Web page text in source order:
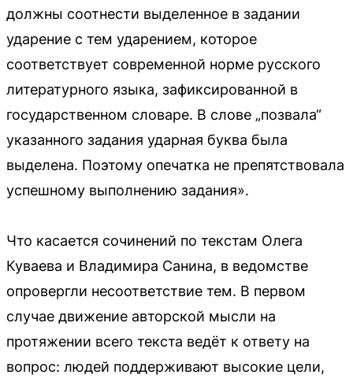
должны соотнести выделенное в задании
ударение с тем ударением, которое
соответствует современной норме русского
литературного языка, зафиксированной в
государственном словаре. В слове „позвала“
указанного задания ударная буква была
выделена. Поэтому опечатка не препятствовала
успешному выполнению задания».
Что касается сочинений по текстам Олега
Куваева и Владимира Санина, в ведомстве
опровергли несоответствие тем. В первом
случае движение авторской мысли на
протяжении всего текста ведёт к ответу на
вопрос: людей поддерживают высокие цели,